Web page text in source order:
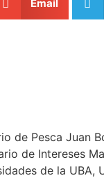
Email
de Pesca Juan
de Intereses
de la UBA,